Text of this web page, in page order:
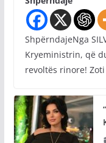
ShpërndajeNga
Kryeministrin, që
revoltës rinore!